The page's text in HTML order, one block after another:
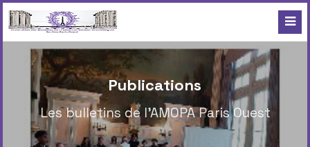
Publications
Les bulletins de l'AMOPA Paris Ouest